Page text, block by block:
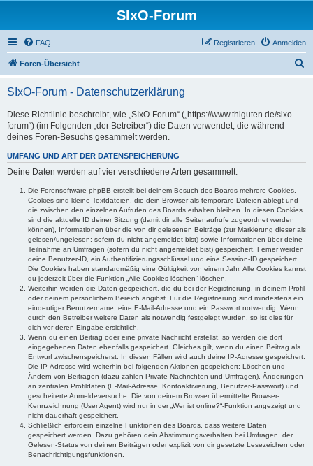
SIxO-Forum
FAQ Anmelden
Registrieren
Foren-Übersicht
SIxO-Forum - Datenschutzerklärung
Diese Richtlinie beschreibt, wie „SIxO-Forum“ („https://www.thiguten.de/sixo-
forum“) (im Folgenden „der Betreiber“) die Daten verwendet, die während
deines Foren-Besuchs gesammelt werden.
UMFANG UND ART DER DATENSPEICHERUNG
Deine Daten werden auf vier verschiedene Arten gesammelt:
Die Forensoftware phpBB erstellt bei deinem Besuch des Boards mehrere Cookies.
Cookies sind kleine Textdateien, die dein Browser als temporäre Dateien ablegt und
die zwischen den einzelnen Aufrufen des Boards erhalten bleiben. In diesen Cookies
sind die aktuelle ID deiner Sitzung (damit dir alle Seitenaufrufe zugeordnet werden
können), Informationen über die von dir gelesenen Beiträge (zur Markierung dieser als
gelesen/ungelesen; sofern du nicht angemeldet bist) sowie Informationen über deine
Teilnahme an Umfragen (sofern du nicht angemeldet bist) gespeichert. Ferner werden
deine Benutzer-ID, ein Authentifizierungsschlüssel und eine Session-ID gespeichert.
Die Cookies haben standardmäßig eine Gültigkeit von einem Jahr. Alle Cookies kannst
du jederzeit über die Funktion „Alle Cookies löschen“ löschen.
Weiterhin werden die Daten gespeichert, die du bei der Registrierung, in deinem Profil
oder deinem persönlichem Bereich angibst. Für die Registrierung sind mindestens ein
eindeutiger Benutzername, eine E-Mail-Adresse und ein Passwort notwendig. Wenn
durch den Betreiber weitere Daten als notwendig festgelegt wurden, so ist dies für
dich vor deren Eingabe ersichtlich.
Wenn du einen Beitrag oder eine private Nachricht erstellst, so werden die dort
eingegebenen Daten ebenfalls gespeichert. Gleiches gilt, wenn du einen Beitrag als
Entwurf zwischenspeicherst. In diesen Fällen wird auch deine IP-Adresse gespeichert.
Die IP-Adresse wird weiterhin bei folgenden Aktionen gespeichert: Löschen und
Ändern von Beiträgen (dazu zählen Private Nachrichten und Umfragen), Änderungen
an zentralen Profildaten (E-Mail-Adresse, Kontoaktivierung, Benutzer-Passwort) und
gescheiterte Anmeldeversuche. Die von deinem Browser übermittelte Browser-
Kennzeichnung (User Agent) wird nur in der „Wer ist online?“-Funktion angezeigt und
nicht dauerhaft gespeichert.
Schließlich erfordern einzelne Funktionen des Boards, dass weitere Daten
gespeichert werden. Dazu gehören dein Abstimmungsverhalten bei Umfragen, der
Gelesen-Status von deinen Beiträgen oder explizit von dir gesetzte Lesezeichen oder
Benachrichtigungsfunktionen.